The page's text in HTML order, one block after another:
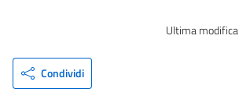
Ultima modifica:
Condividi